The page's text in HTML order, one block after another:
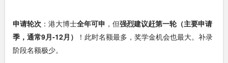
申请轮次 ：港大博士全年可申 ，但强烈建议赶第一轮（主要申请
季，通常9月-12月）
！此时名额最多，奖学金机会也最大。补录
阶段名额极少。